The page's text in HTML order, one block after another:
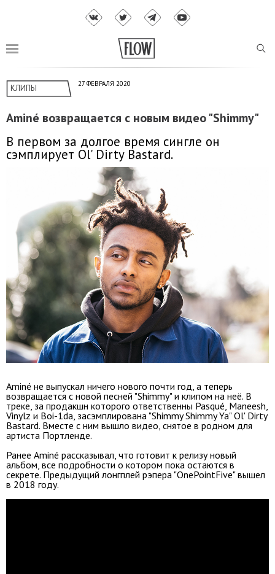
КЛИПЫ 27 ФЕВРАЛЯ 2020
Aminé возвращается с новым видео "Shimmy"
В первом за долгое время сингле он
сэмплирует Ol' Dirty Bastard.
Aminé не выпускал ничего нового почти год, а теперь
возвращается с новой песней "Shimmy" и клипом на неё. В
треке, за продакшн которого ответственны Pasqué, Maneesh,
Vinylz и Boi-1da, засэмплирована "Shimmy Shimmy Ya" Ol' Dirty
Bastard. Вместе с ним вышло видео, снятое в родном для
артиста Портленде.
Ранее Aminé рассказывал, что готовит к релизу новый
альбом, все подробности о котором пока остаются в
секрете. Предыдущий лонгплей рэпера "OnePointFive" вышел
в 2018 году.